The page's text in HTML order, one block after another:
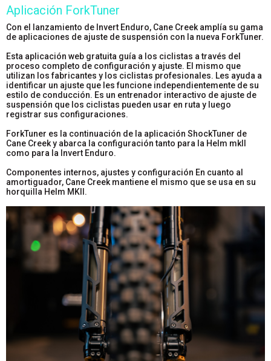
Aplicación ForkTuner
Con el lanzamiento de Invert Enduro, Cane Creek amplía su gama
de aplicaciones de ajuste de suspensión con la nueva ForkTuner.
Esta aplicación web gratuita guía a los ciclistas a través del
proceso completo de configuración y ajuste. El mismo que
utilizan los fabricantes y los ciclistas profesionales. Les ayuda a
identificar un ajuste que les funcione independientemente de su
estilo de conducción. Es un entrenador interactivo de ajuste de
suspensión que los ciclistas pueden usar en ruta y luego
registrar sus configuraciones.
ForkTuner es la continuación de la aplicación ShockTuner de
Cane Creek y abarca la configuración tanto para la Helm mkII
como para la Invert Enduro.
Componentes internos, ajustes y configuración En cuanto al
amortiguador, Cane Creek mantiene el mismo que se usa en su
horquilla Helm MKII.